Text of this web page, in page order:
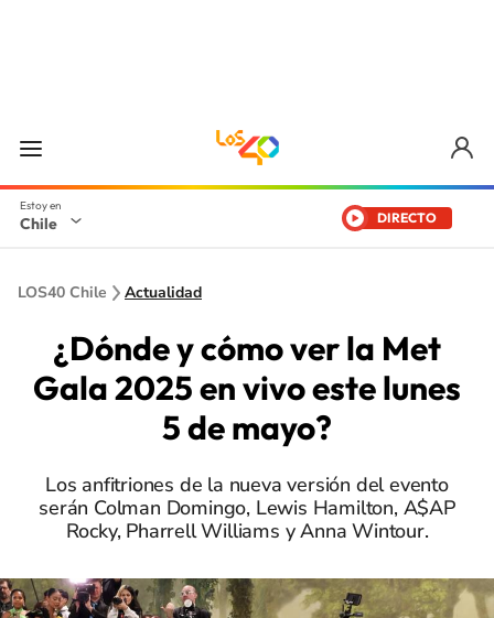
Chile DIRECTO
LOS40 Chile Actualidad
¿Dónde y cómo ver la Met
Gala 2025 en vivo este lunes
5 de mayo?
Los anfitriones de la nueva versión del evento
serán Colman Domingo, Lewis Hamilton, A$AP
Rocky, Pharrell Williams y Anna Wintour.